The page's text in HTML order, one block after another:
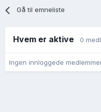
Gå til emneliste
Hvem er aktive 0
Ingen innloggede